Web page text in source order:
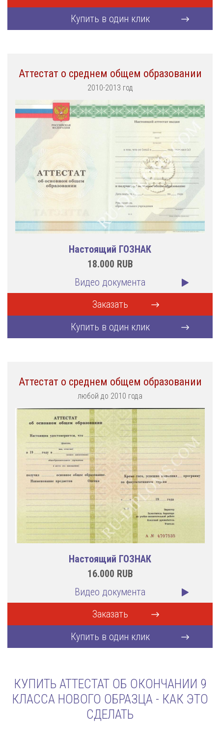
Купить в один клик
Аттестат о среднем общем образовании
2010-2013 год
Настоящий ГОЗНАК
18.000 RUB
Видео документа
Заказать
Купить в один клик
Аттестат о среднем общем образовании
любой до 2010 года
Настоящий ГОЗНАК
16.000 RUB
Видео документа
Заказать
Купить в один клик
КУПИТЬ АТТЕСТАТ ОБ ОКОНЧАНИИ 9
КЛАССА НОВОГО ОБРАЗЦА - КАК ЭТО
СДЕЛАТЬ